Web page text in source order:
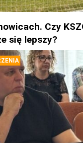
Czy
się lepszy?